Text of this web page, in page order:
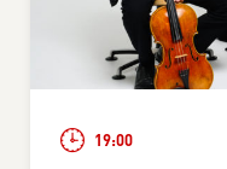
19:00